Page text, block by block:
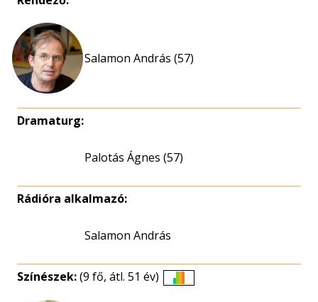
Salamon András (57)
Dramaturg:
Palotás Ágnes (57)
Rádióra alkalmazó:
Salamon András
Színészek:(9 fő, átl. 51 év)